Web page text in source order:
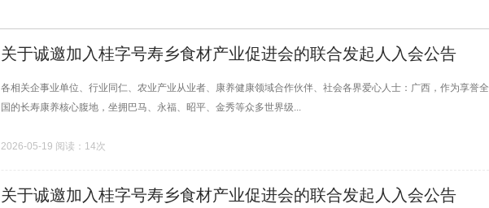
关于诚邀加入桂字号寿乡食材产业促进会的联合发起人入会公告
各相关企事业单位、行业同仁、农业产业从业者、康养健康领域合作伙伴、社会各界爱心人士：广西，作为享誉全
国的长寿康养核心腹地，坐拥巴马、永福、昭平、金秀等众多世界级...
2026-05-19 阅读：14次
关于诚邀加入桂字号寿乡食材产业促进会的联合发起人入会公告